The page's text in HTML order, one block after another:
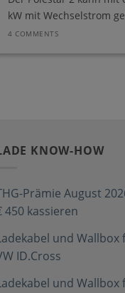
kW mit Wechselstrom
4 COMMENTS
KNOW-HOW
Prämie August
450 kassieren
und Wallbox
ID.Cross
und Wallbox